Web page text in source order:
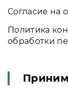
Согласие на
Политика
обработки